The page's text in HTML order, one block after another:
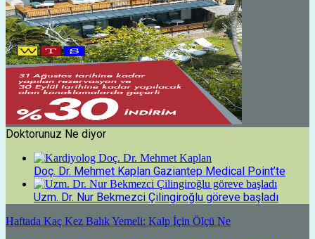
Doktorunuz Ne diyor
Doç. Dr. Mehmet Kaplan Gaziantep Medical Point’te
Uzm. Dr. Nur Bekmezci Çilingiroğlu göreve başladı
Haftada Kaç Kez Balık Yemeli: Kalp İçin Ölçü Ne